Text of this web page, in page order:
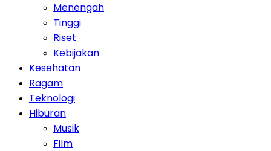
Menengah
Tinggi
Riset
Kebijakan
Kesehatan
Ragam
Teknologi
Hiburan
Musik
Film